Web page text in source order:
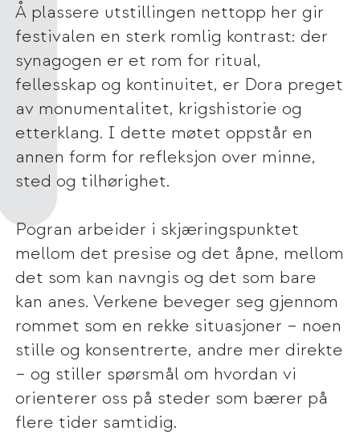
Å plassere utstillingen nettopp her gir
festivalen en sterk romlig kontrast: der
synagogen er et rom for ritual,
fellesskap og kontinuitet, er Dora preget
av monumentalitet, krigshistorie og
etterklang. I dette møtet oppstår en
annen form for refleksjon over minne,
sted og tilhørighet.
Pogran arbeider i skjæringspunktet
mellom det presise og det åpne, mellom
det som kan navngis og det som bare
kan anes. Verkene beveger seg gjennom
rommet som en rekke situasjoner – noen
stille og konsentrerte, andre mer direkte
– og stiller spørsmål om hvordan vi
orienterer oss på steder som bærer på
flere tider samtidig.